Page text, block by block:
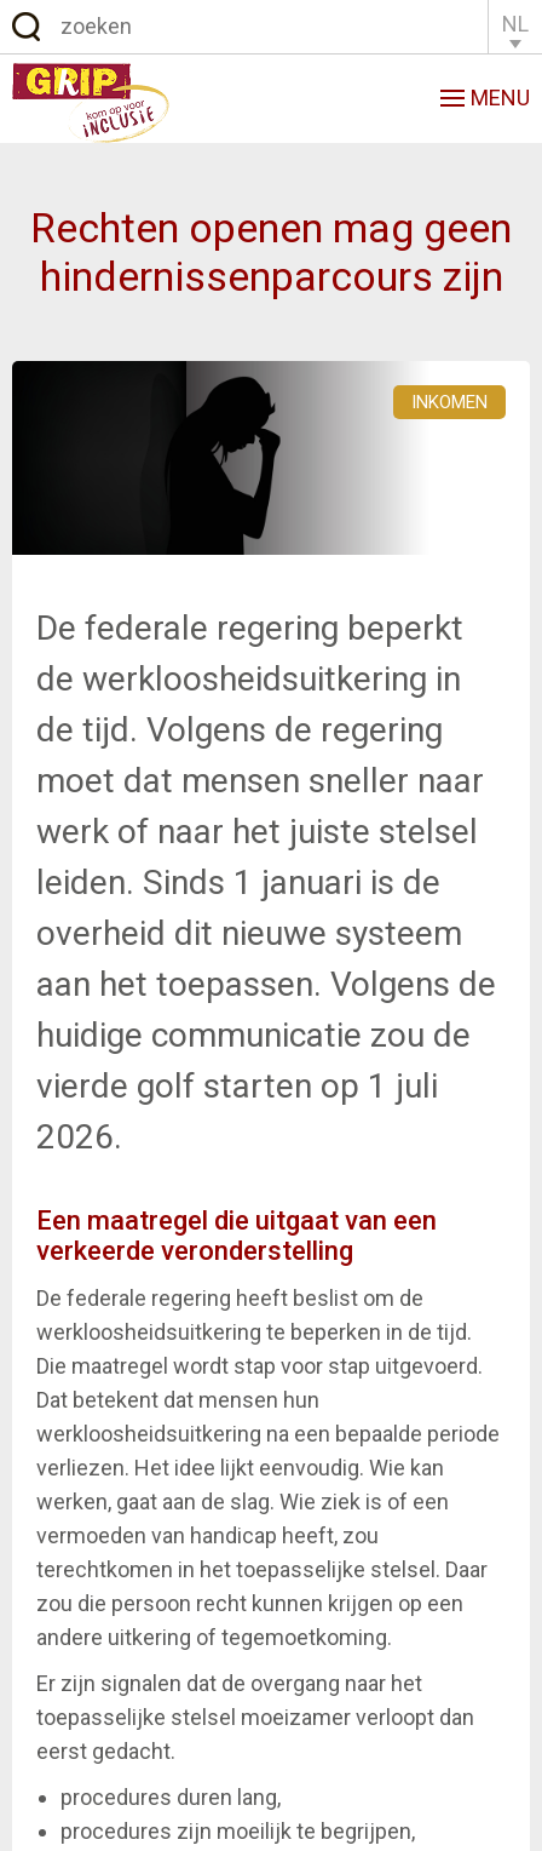
NL
MENU
Rechten openen mag geen
hindernissenparcours zijn
INKOMEN
De federale regering beperkt
de werkloosheidsuitkering in
de tijd. Volgens de regering
moet dat mensen sneller naar
werk of naar het juiste stelsel
leiden. Sinds 1 januari is de
overheid dit nieuwe systeem
aan het toepassen. Volgens de
huidige communicatie zou de
vierde golf starten op 1 juli
2026.
Een maatregel die uitgaat van een
verkeerde veronderstelling
De federale regering heeft beslist om de
werkloosheidsuitkering te beperken in de tijd.
Die maatregel wordt stap voor stap uitgevoerd.
Dat betekent dat mensen hun
werkloosheidsuitkering na een bepaalde periode
verliezen. Het idee lijkt eenvoudig. Wie kan
werken, gaat aan de slag. Wie ziek is of een
vermoeden van handicap heeft, zou
terechtkomen in het toepasselijke stelsel. Daar
zou die persoon recht kunnen krijgen op een
andere uitkering of tegemoetkoming.
Er zijn signalen dat de overgang naar het
toepasselijke stelsel moeizamer verloopt dan
eerst gedacht.
procedures duren lang,
procedures zijn moeilijk te begrijpen,